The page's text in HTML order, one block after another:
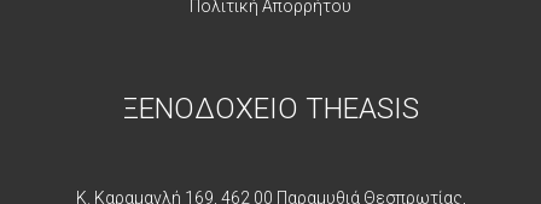
Πολιτική Απορρήτου
ΞΕΝΟΔΟΧΕΙΟ THEASIS
Κ. Καραμανλή 169, 462 00 Παραμυθιά Θεσπρωτίας,